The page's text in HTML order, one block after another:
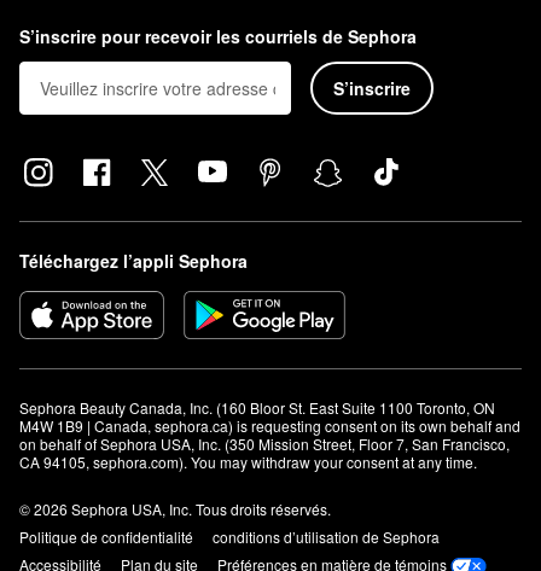
S’inscrire pour recevoir les courriels de Sephora
S’inscrire
Téléchargez l’appli Sephora
Sephora Beauty Canada, Inc. (160 Bloor St. East Suite 1100 Toronto, ON
M4W 1B9 | Canada, sephora.ca) is requesting consent on its own behalf and
on behalf of Sephora USA, Inc. (350 Mission Street, Floor 7, San Francisco,
CA 94105, sephora.com). You may withdraw your consent at any time.
© 2026 Sephora USA, Inc. Tous droits réservés.
Politique de confidentialité
conditions d’utilisation de Sephora
Accessibilité
Plan du site Préférences en matière de témoins